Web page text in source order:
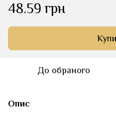
48.59 грн
До обраного
Опис